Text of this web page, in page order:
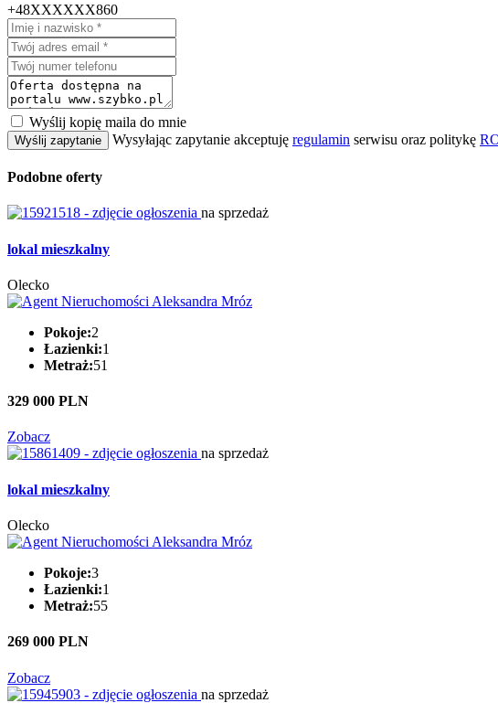
+48XXXXXX860
Wyślij kopię maila do mnie
Wyślij zapytanie Wysyłając zapytanie akceptuję regulamin serwisu oraz politykę
Podobne oferty
na sprzedaż
lokal mieszkalny
Olecko
Pokoje:2
Łazienki:1
Metraż:51
329 000 PLN
Zobacz
na sprzedaż
lokal mieszkalny
Olecko
Pokoje:3
Łazienki:1
Metraż:55
269 000 PLN
Zobacz
na sprzedaż